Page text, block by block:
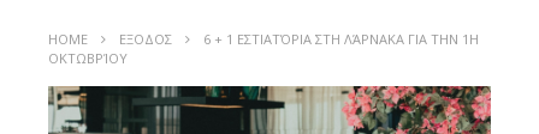
HOME ΕΞΟΔΟΣ
6 + 1 ΕΣΤΙΑΤΌΡΙΑ ΣΤΗ ΛΆΡΝΑΚΑ ΓΙΑ ΤΗΝ 1Η
ΟΚΤΩΒΡΊΟΥ